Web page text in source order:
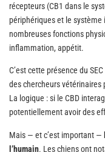
récepteurs (CB1 dans le
périphériques et le
nombreuses fonctions
inflammation, appétit.
C’est cette présence du
des chercheurs vétérinaires
La logique : si le CBD
potentiellement avoir des
Mais — et c’est important —
l’humain. Les chiens ont